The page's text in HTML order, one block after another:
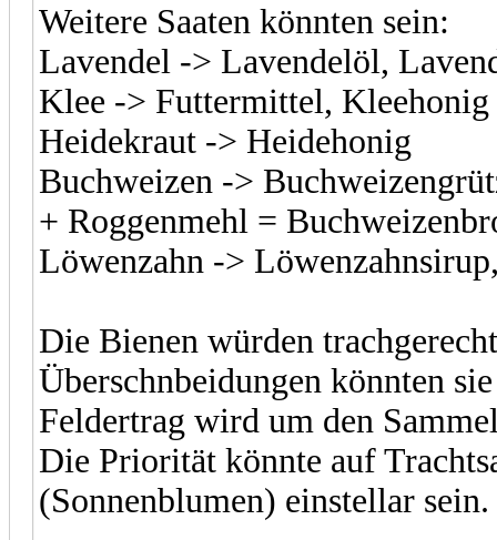
Weitere Saaten könnten sein:
Lavendel -> Lavendelöl,
Klee -> Futtermittel, Kleehonig
Heidekraut -> Heidehonig
Buchweizen ->
+ Roggenmehl =
Löwenzahn ->
Die Bienen würden
Überschnbeidungen könnten
Feldertrag wird um den
Die Priorität könnte auf
(Sonnenblumen) einstellar sein.